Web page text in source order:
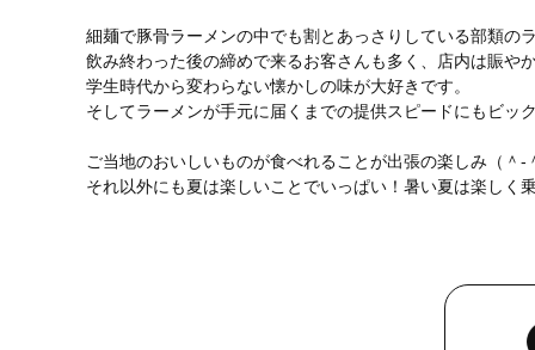
細麺で豚骨ラーメンの中でも割とあっさりしている部類の
飲み終わった後の締めで来るお客さんも多く、店内は賑や
学生時代から変わらない懐かしの味が大好きです。
そしてラーメンが手元に届くまでの提供スピードにもビッ
ご当地のおいしいものが食べれることが出張の楽しみ（＾-
それ以外にも夏は楽しいことでいっぱい！暑い夏は楽しく